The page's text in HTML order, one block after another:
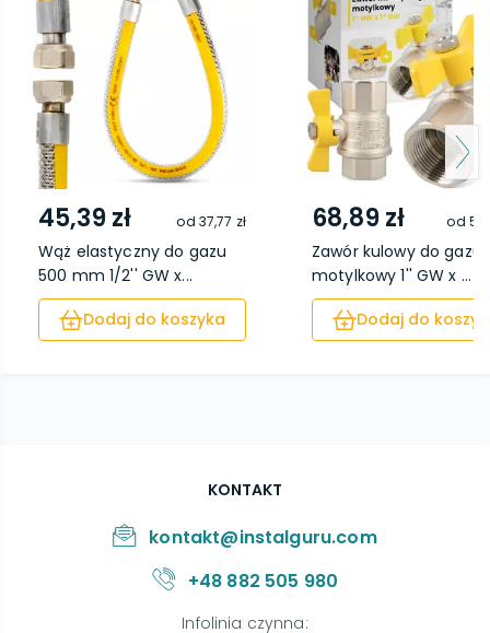
45,39 zł od 37,77 zł
Wąż elastyczny do gazu
500 mm 1/2'' GW x...
Dodaj do koszyka
68,89 zł od
Zawór kulowy do gazu
motylkowy 1'' GW x ...
Dodaj do
KONTAKT
kontakt@instalguru.com
+48 882 505 980
Infolinia czynna: